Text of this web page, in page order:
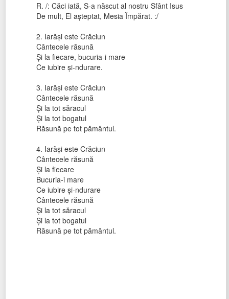
R. /: Căci iată, S-a născut al nostru Sfânt Isus
De mult, El aşteptat, Mesia Împărat. :/
2. Iarăși este Crăciun
Cântecele răsună
Și la fiecare, bucuria-i mare
Ce iubire și-ndurare.
3. Iarăși este Crăciun
Cântecele răsună
Și la tot săracul
Și la tot bogatul
Răsună pe tot pământul.
4. Iarăși este Crăciun
Cântecele răsună
Și la fiecare
Bucuria-i mare
Ce iubire și-ndurare
Cântecele răsună
Și la tot săracul
Și la tot bogatul
Răsună pe tot pământul.